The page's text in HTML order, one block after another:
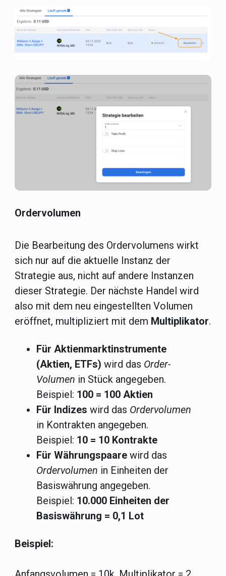
Ordervolumen
Die Bearbeitung des Ordervolumens wirkt
sich nur auf die aktuelle Instanz der
Strategie aus, nicht auf andere Instanzen
dieser Strategie. Der nächste Handel wird
also mit dem neu eingestellten Volumen
eröffnet, multipliziert mit dem Multiplikator.
Für Aktienmarktinstrumente
(Aktien, ETFs) wird das Order-
Volumen in Stück angegeben.
Beispiel: 100 = 100 Aktien
Für Indizes wird das Ordervolumen
in Kontrakten angegeben.
Beispiel: 10 = 10 Kontrakte
Für Währungspaarewird das
Ordervolumen in Einheiten der
Basiswährung angegeben.
Beispiel: 10.000 Einheiten der
Basiswährung = 0,1 Lot
Beispiel: